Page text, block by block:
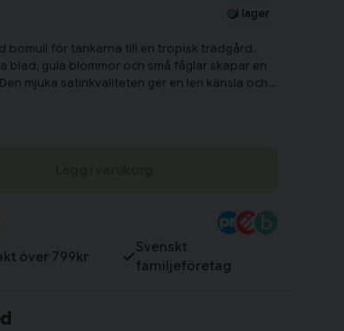
I lager
bomull för tankarna till en tropisk trädgård.
blad, gula blommor och små fåglar skapar en
mjuka satinkvaliteten ger en len känsla och
över 799kr
Svenskt
familjeföretag